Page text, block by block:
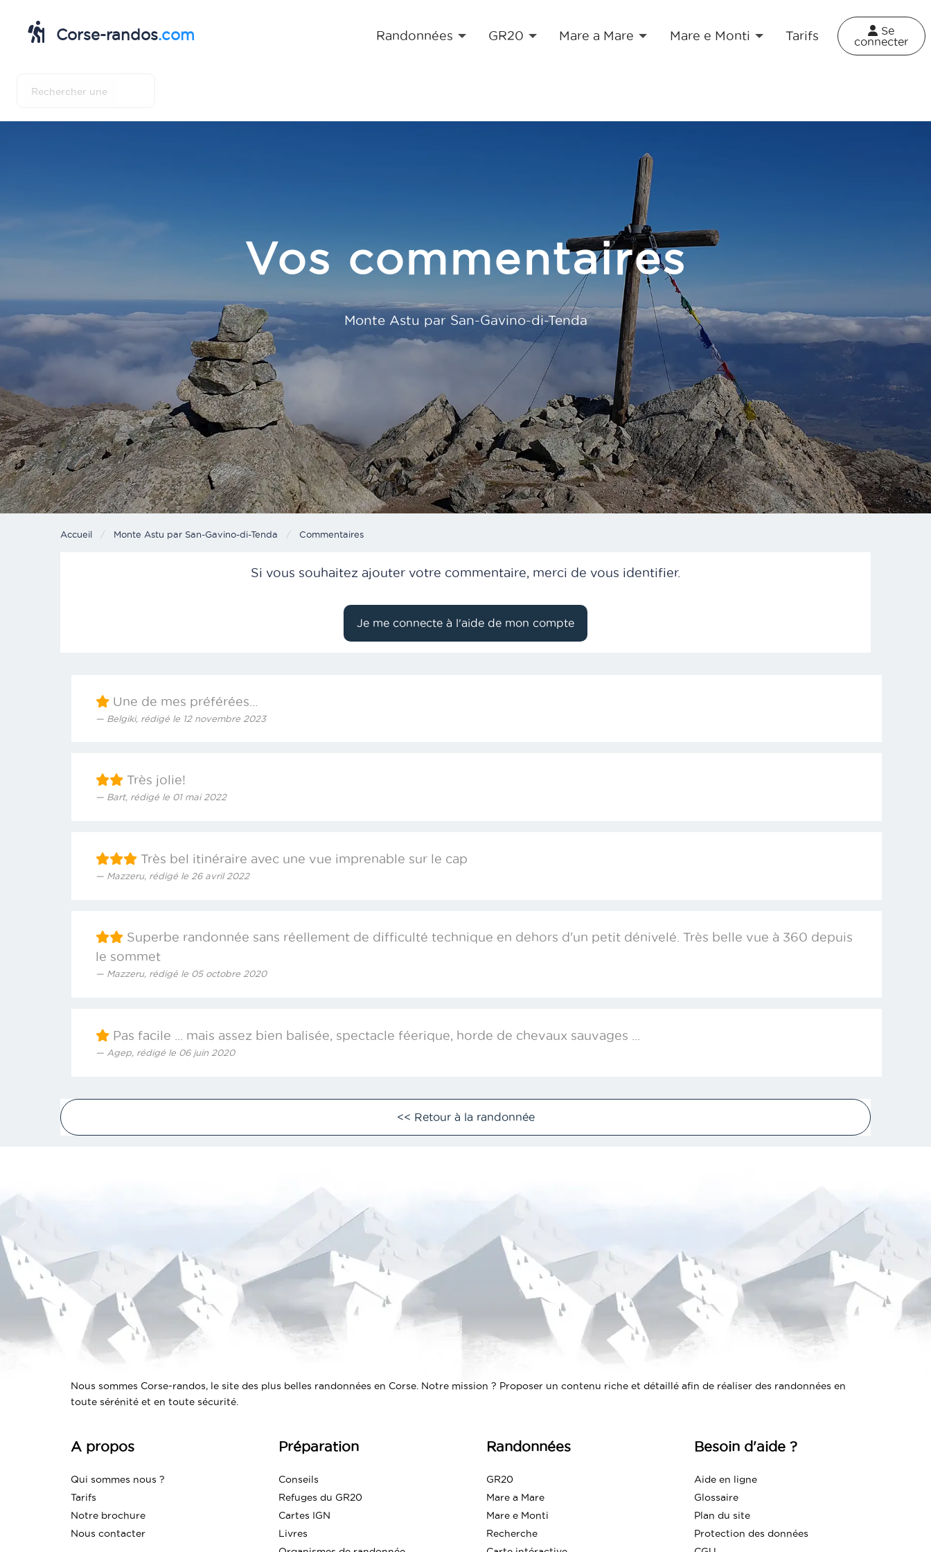
Corse-randos.com Randonnées GR20 Mare a Mare Mare e Monti Tarifs
Se
connecter
Vos commentaires
Monte Astu par San-Gavino-di-Tenda
Accueil Monte Astu par San-Gavino-di-Tenda Current:
Commentaires
Si vous souhaitez ajouter votre commentaire, merci de vous identifier.
×
Une de mes préférées...
Belgiki, rédigé le 12 novembre 2023
Très jolie!
Bart, rédigé le 01 mai 2022
Très bel itinéraire avec une vue imprenable sur le cap
Mazzeru, rédigé le 26 avril 2022
Superbe randonnée sans réellement de difficulté technique en dehors d'un petit dénivelé. Très belle vue à 360 depuis
le sommet
Mazzeru, rédigé le 05 octobre 2020
Pas facile ... mais assez bien balisée, spectacle féerique, horde de chevaux sauvages ...
Agep, rédigé le 06 juin 2020
<< Retour à la randonnée
Nous sommes Corse-randos, le site des plus belles randonnées en Corse. Notre mission ? Proposer un contenu riche et détaillé afin de réaliser des randonnées en
toute sérénité et en toute sécurité.
A propos
Qui sommes nous ?
Tarifs
Notre brochure
Nous contacter
Préparation
Conseils
Refuges du GR20
Cartes IGN
Livres
Randonnées
GR20
Mare a Mare
Mare e Monti
Recherche
Besoin d'aide ?
Aide en ligne
Glossaire
Plan du site
Protection des données